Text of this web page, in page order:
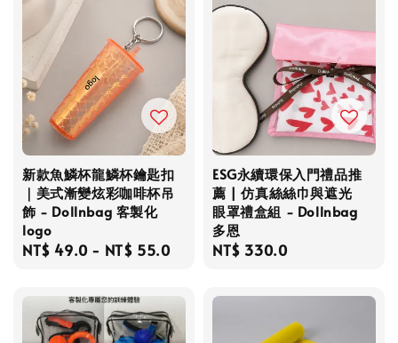
新款魚鱗杯龍鱗杯鑰匙扣
｜美式漸變炫彩咖啡杯吊
飾 - Dollnbag 客製化
logo
Regular
NT$ 49.0 - NT$ 55.0
ESG永續環保入門禮品推
薦 | 仿真絲絲巾與遮光
眼罩禮盒組 - Dollnbag
多恩
Regular
NT$ 330.0